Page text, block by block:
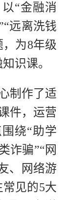
“金融消
远离洗钱
为8年级
识课。
制作了适
件，运营
绕“助学
诈骗”“网
、网络游
常见的5大